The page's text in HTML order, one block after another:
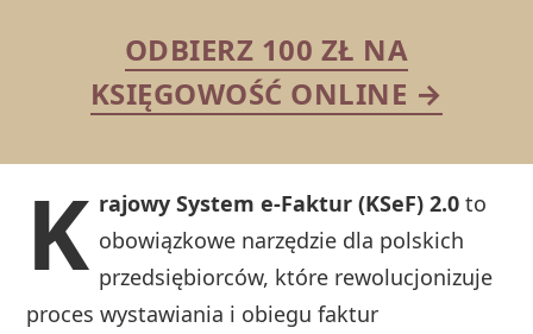
ODBIERZ 100 ZŁ NA
KSIĘGOWOŚĆ ONLINE →
K rajowy System e-Faktur (KSeF) 2.0 to
obowiązkowe narzędzie dla polskich
przedsiębiorców, które rewolucjonizuje
proces wystawiania i obiegu faktur